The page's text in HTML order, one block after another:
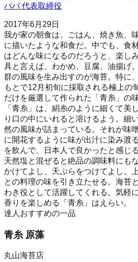
パパ 代表取締役
2017年6月29日
我が家の朝食は、ごはん、焼き魚、
に描いたような和食だ。中でも、食
はどんな味になるのだろうと、楽し
具と言えば、わかめ、豆腐、油揚げ
群の風味を生み出すのが海苔。特に
もとで12月初旬に採取される極上の
だけを厳選して作られた「青糸」の
「青糸」は、絹糸のように細くて美
り口の中にいれると溶けるよう。細
然の風味が詰まっている。それが味
に開花するように味が出汁に染み渡
を飲んで、日本人で良かったと感じ
天然塩と混ぜると絶品の調味料にも
かけてよし、天ぷらをつけてよし。
との料理の味を引き立たせる。海苔
わき役として活躍してくれる。気軽
香りを楽しめる「青糸」はえらい。
達人おすすめの一品
青糸 原藻
丸山海苔店